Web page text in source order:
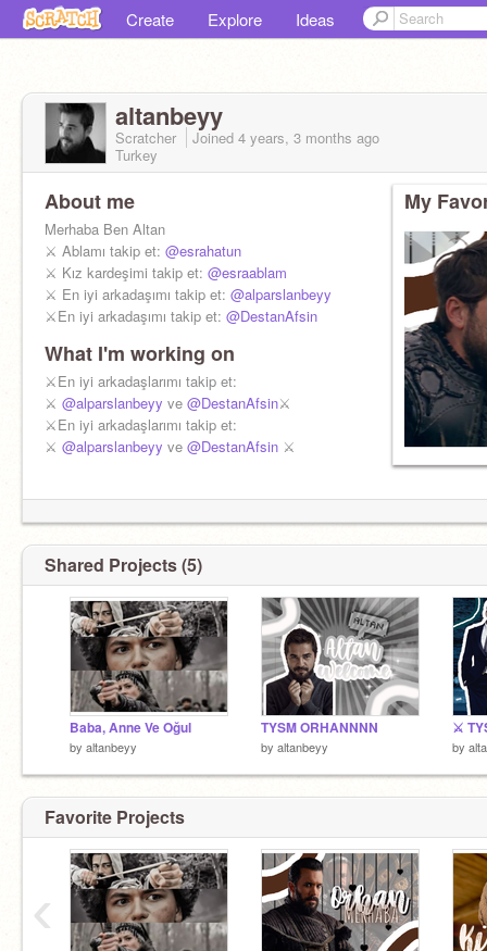
Create Explore Ideas
altanbeyy
Scratcher Joined 4 years, 3 months ago
Turkey
About me
Merhaba Ben Altan
⚔️ Ablamı takip et: @esrahatun
⚔️ Kız kardeşimi takip et: @esraablam
⚔️ En iyi arkadaşımı takip et: @alparslanbeyy
⚔️En iyi arkadaşımı takip et: @DestanAfsin
What I'm working on
⚔️En iyi arkadaşlarımı takip et:
⚔️ @alparslanbeyy ve @DestanAfsin⚔️
⚔️En iyi arkadaşlarımı takip et:
⚔️ @alparslanbeyy ve @DestanAfsin ⚔️
My
Shared Projects (5)
Baba, Anne Ve Oğul
by altanbeyy
TYSM ORHANNNN
by altanbeyy
⚔️
by
Favorite Projects
‹